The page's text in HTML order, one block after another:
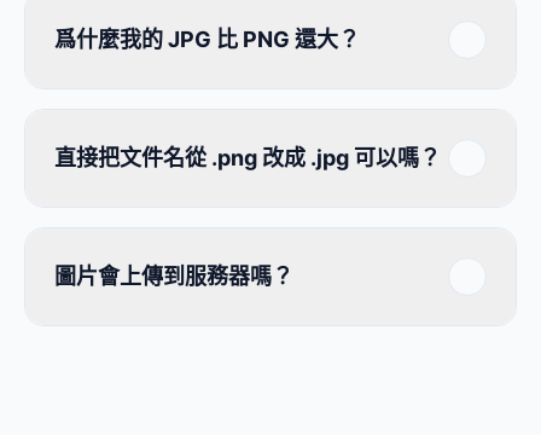
爲什麼我的 JPG 比 PNG 還大？
直接把文件名從 .png 改成 .jpg 可以嗎？
圖片會上傳到服務器嗎？